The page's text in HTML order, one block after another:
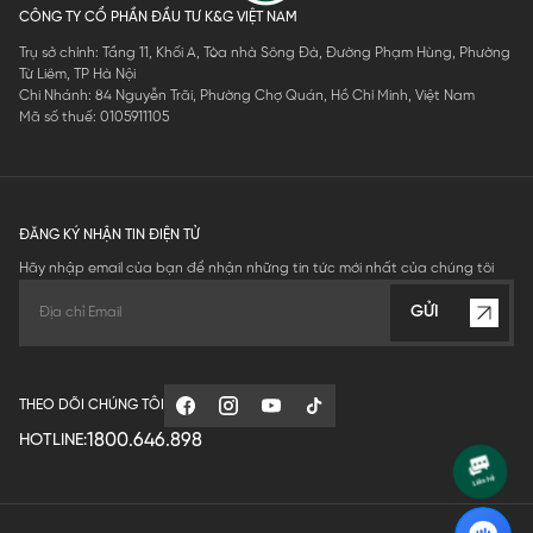
CÔNG TY CỔ PHẦN ĐẦU TƯ K&G VIỆT NAM
Trụ sở chính: Tầng 11, Khối A, Tòa nhà Sông Đà, Đường Phạm Hùng, Phường
Từ Liêm, TP Hà Nội
Chi Nhánh: 84 Nguyễn Trãi, Phường Chợ Quán, Hồ Chí Minh, Việt Nam
Mã số thuế: 0105911105
ĐĂNG KÝ NHẬN TIN ĐIỆN TỬ
Hãy nhập email của bạn để nhận những tin tức mới nhất của chúng tôi
GỬI
THEO DÕI CHÚNG TÔI
HOTLINE:1800.646.898